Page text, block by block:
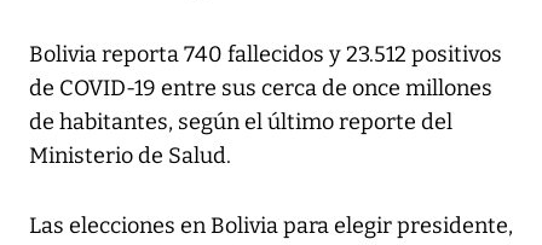
Bolivia reporta 740 fallecidos y 23.512 positivos
de COVID-19 entre sus cerca de once millones
de habitantes, según el último reporte del
Ministerio de Salud.
Las elecciones en Bolivia para elegir presidente,